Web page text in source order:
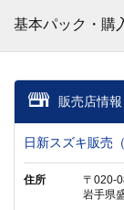
基本パック・購
販売店情報
日新スズキ販売
住所
〒020-
岩手県